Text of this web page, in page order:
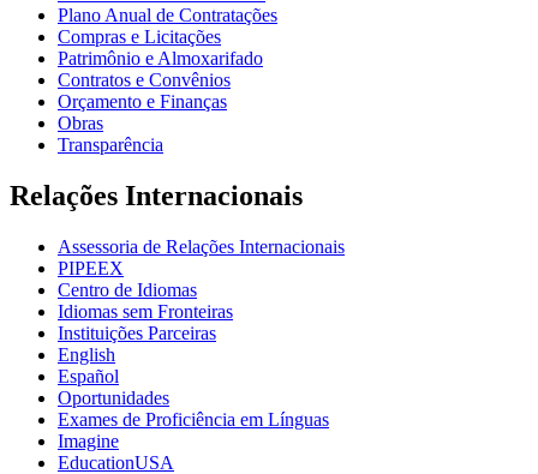
Plano Anual de Contratações
Compras e Licitações
Patrimônio e Almoxarifado
Contratos e Convênios
Orçamento e Finanças
Obras
Transparência
Relações Internacionais
Assessoria de Relações Internacionais
PIPEEX
Centro de Idiomas
Idiomas sem Fronteiras
Instituições Parceiras
English
Español
Oportunidades
Exames de Proficiência em Línguas
Imagine
EducationUSA